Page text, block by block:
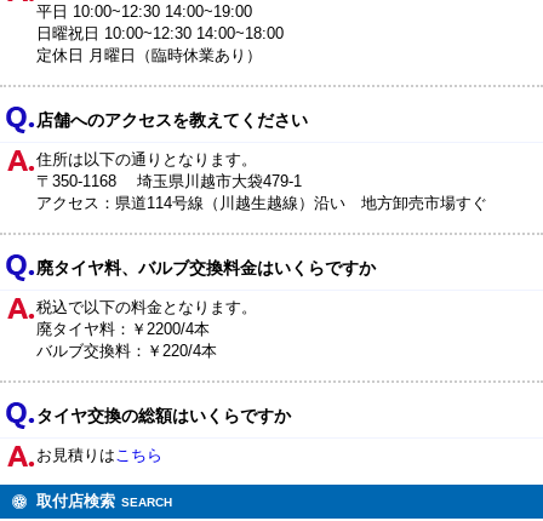
平日 10:00~12:30 14:00~19:00
日曜祝日 10:00~12:30 14:00~18:00
定休日 月曜日（臨時休業あり）
店舗へのアクセスを教えてください
住所は以下の通りとなります。
〒350-1168 埼玉県川越市大袋479-1
アクセス：県道114号線（川越生越線）沿い 地方卸売市場すぐ
廃タイヤ料、バルブ交換料金はいくらですか
税込で以下の料金となります。
廃タイヤ料：￥2200/4本
バルブ交換料：￥220/4本
タイヤ交換の総額はいくらですか
お見積りはこちら
取付店検索 SEARCH